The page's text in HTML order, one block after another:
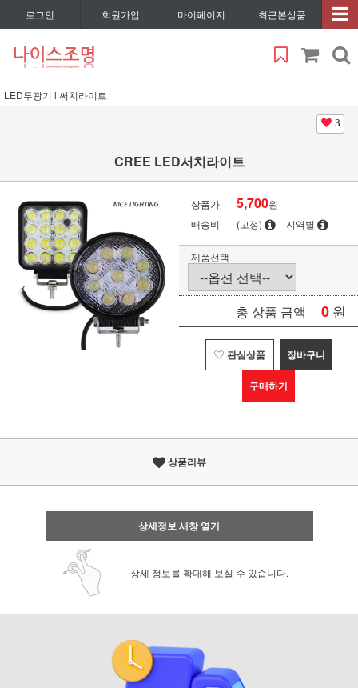
로그인 회원가입 마이페이지 최근본상품
LED투광기 l 써치라이트
3
CREE LED서치라이트
상품가 5,700원
배송비
(고정) 지역별
제품선택
총 상품 금액 0 원
관심상품 장바구니
구매하기
상품리뷰
상세정보 새창 열기
상세 정보를 확대해 보실 수 있습니다.